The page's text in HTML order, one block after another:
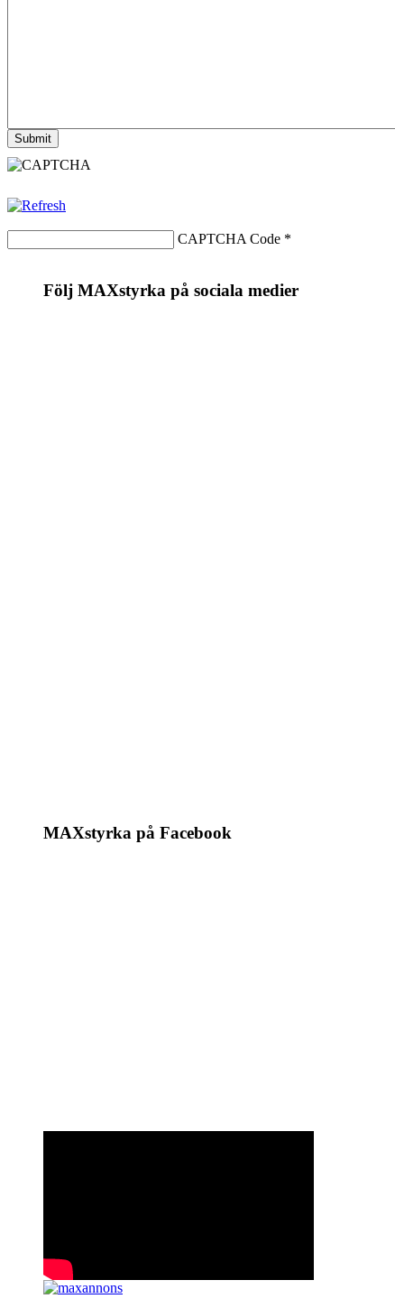
CAPTCHA Code *
Följ MAXstyrka på sociala medier
MAXstyrka på Facebook